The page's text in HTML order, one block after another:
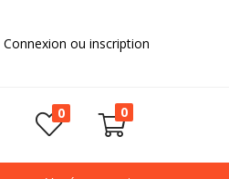
Connexion ou inscription
0 0